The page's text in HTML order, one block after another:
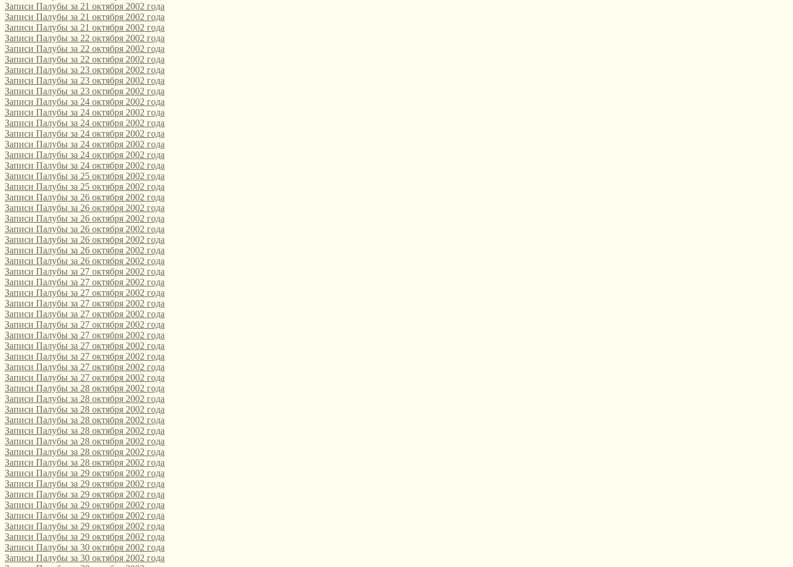
Записи Палубы за 21 октября 2002 года
Записи Палубы за 21 октября 2002 года
Записи Палубы за 21 октября 2002 года
Записи Палубы за 22 октября 2002 года
Записи Палубы за 22 октября 2002 года
Записи Палубы за 22 октября 2002 года
Записи Палубы за 23 октября 2002 года
Записи Палубы за 23 октября 2002 года
Записи Палубы за 23 октября 2002 года
Записи Палубы за 24 октября 2002 года
Записи Палубы за 24 октября 2002 года
Записи Палубы за 24 октября 2002 года
Записи Палубы за 24 октября 2002 года
Записи Палубы за 24 октября 2002 года
Записи Палубы за 24 октября 2002 года
Записи Палубы за 24 октября 2002 года
Записи Палубы за 25 октября 2002 года
Записи Палубы за 25 октября 2002 года
Записи Палубы за 26 октября 2002 года
Записи Палубы за 26 октября 2002 года
Записи Палубы за 26 октября 2002 года
Записи Палубы за 26 октября 2002 года
Записи Палубы за 26 октября 2002 года
Записи Палубы за 26 октября 2002 года
Записи Палубы за 26 октября 2002 года
Записи Палубы за 27 октября 2002 года
Записи Палубы за 27 октября 2002 года
Записи Палубы за 27 октября 2002 года
Записи Палубы за 27 октября 2002 года
Записи Палубы за 27 октября 2002 года
Записи Палубы за 27 октября 2002 года
Записи Палубы за 27 октября 2002 года
Записи Палубы за 27 октября 2002 года
Записи Палубы за 27 октября 2002 года
Записи Палубы за 27 октября 2002 года
Записи Палубы за 27 октября 2002 года
Записи Палубы за 28 октября 2002 года
Записи Палубы за 28 октября 2002 года
Записи Палубы за 28 октября 2002 года
Записи Палубы за 28 октября 2002 года
Записи Палубы за 28 октября 2002 года
Записи Палубы за 28 октября 2002 года
Записи Палубы за 28 октября 2002 года
Записи Палубы за 28 октября 2002 года
Записи Палубы за 29 октября 2002 года
Записи Палубы за 29 октября 2002 года
Записи Палубы за 29 октября 2002 года
Записи Палубы за 29 октября 2002 года
Записи Палубы за 29 октября 2002 года
Записи Палубы за 29 октября 2002 года
Записи Палубы за 29 октября 2002 года
Записи Палубы за 30 октября 2002 года
Записи Палубы за 30 октября 2002 года